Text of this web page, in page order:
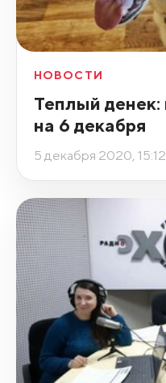
НОВОСТИ
Теплый денек:
на 6 декабря
5 декабря 2020, 15:12